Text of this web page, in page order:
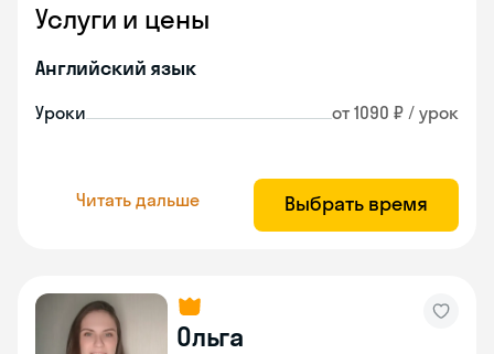
Услуги и цены
Английский язык
Уроки от 1090 ₽ / урок
Читать дальше Выбрать время
Ольга